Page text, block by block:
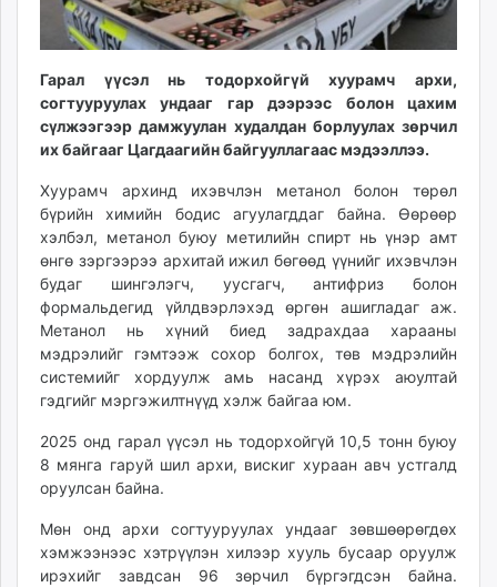
ikon.mn
mnb.mn
Livetv.mn
Eguur.mn
24tsag.mn
shuud.mn
eagle.mn
ergelt.mn
zarig.mn
today.mn
zuv.mn
mminfo.mn
ugluu.mn
urlag.mn
unen.mn
asu.mn
shudarga.mn
shuurhai.mn
mglradio.com
Гарал үүсэл нь тодорхойгүй хуурамч архи,
согтууруулах ундааг гар дээрээс болон цахим
сүлжээгээр дамжуулан худалдан борлуулах зөрчил
их байгааг Цагдаагийн байгууллагаас мэдээллээ.
Хуурамч архинд ихэвчлэн метанол болон төрөл
бүрийн химийн бодис агуулагддаг байна. Өөрөөр
хэлбэл, метанол буюу метилийн спирт нь үнэр амт
өнгө зэргээрээ архитай ижил бөгөөд үүнийг ихэвчлэн
будаг шингэлэгч, уусгагч, антифриз болон
формальдегид үйлдвэрлэхэд өргөн ашигладаг аж.
Метанол нь хүний биед задрахдаа харааны
мэдрэлийг гэмтээж сохор болгох, төв мэдрэлийн
системийг хордуулж амь насанд хүрэх аюултай
гэдгийг мэргэжилтнүүд хэлж байгаа юм.
2025 онд гарал үүсэл нь тодорхойгүй 10,5 тонн буюу
8 мянга гаруй шил архи, вискиг хураан авч устгалд
оруулсан байна.
Мөн онд архи согтууруулах ундааг зөвшөөрөгдөх
хэмжээнээс хэтрүүлэн хилээр хууль бусаар оруулж
ирэхийг завдсан 96 зөрчил бүргэгдсэн байна.